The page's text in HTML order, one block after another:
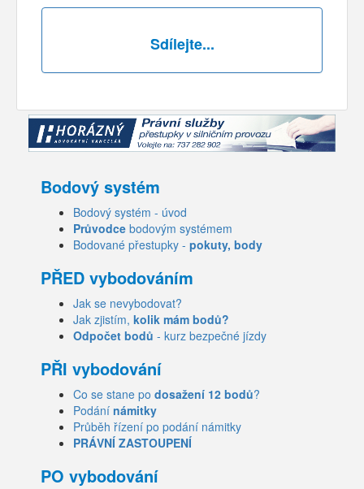
Sdílejte...
Bodový systém
Bodový systém - úvod
Průvodce bodovým systémem
Bodované přestupky - pokuty, body
PŘED vybodováním
Jak se nevybodovat?
Jak zjistím, kolik mám bodů?
Odpočet bodů - kurz bezpečné jízdy
PŘI vybodování
Co se stane po dosažení 12 bodů?
Podání námitky
Průběh řízení po podání námitky
PRÁVNÍ ZASTOUPENÍ
PO vybodování